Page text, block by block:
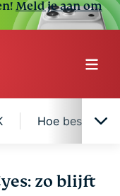
Meld je aan om
Hoe bescherm
zo blijft